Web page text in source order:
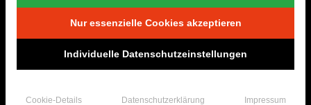
Datenverarbeitung
durch soziale Netzwerke
Nur essenzielle Cookies akzeptieren
Individuelle Datenschutzeinstellungen
Cookie-Details Datenschutzerklärung Impressum